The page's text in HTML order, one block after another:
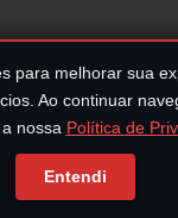
para melhorar sua
Ao continuar
nossa Política de
Entendi